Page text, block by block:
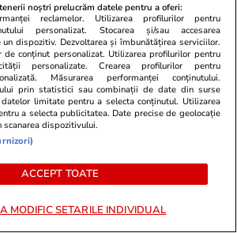
ce mesaj
unul
actriței
au instalat
Marea
noștri prelucrăm datele pentru a oferi:
reclamelor. Utilizarea profilurilor pentru
personalizat. Stocarea și/sau accesarea
dispozitiv. Dezvoltarea și îmbunătățirea serviciilor.
de conținut personalizat. Utilizarea profilurilor pentru
personalizate. Crearea profilurilor pentru
Măsurarea performanței conținutului.
prin statistici sau combinații de date din surse
limitate pentru a selecta conținutul. Utilizarea
a selecta publicitatea. Date precise de geolocație
dispozitivului.
ACCEPT TOATE
MODIFIC SETARILE INDIVIDUAL